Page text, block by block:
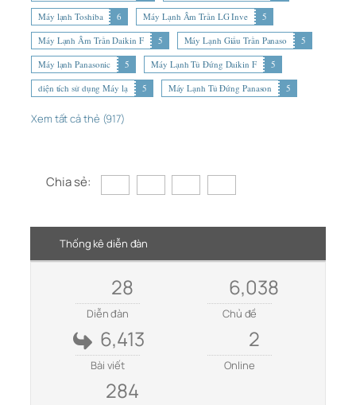
Máy lạnh Toshiba
6 Máy Lạnh Âm Trần LG Inve
5
Máy Lạnh Âm Trần Daikin F
5 Máy Lạnh Giấu Trần Panaso
5
Máy lạnh Panasonic
5 Máy Lạnh Tủ Đứng Daikin F
5
diện tích sử dụng Máy lạ
5 Máy Lạnh Tủ Đứng Panason 5
Xem tất cả thẻ (917)
Chia sẻ:
Thống kê diễn đàn
28
Diễn đàn
6,038
Chủ đề
6,413
Bài viết
2
Online
284